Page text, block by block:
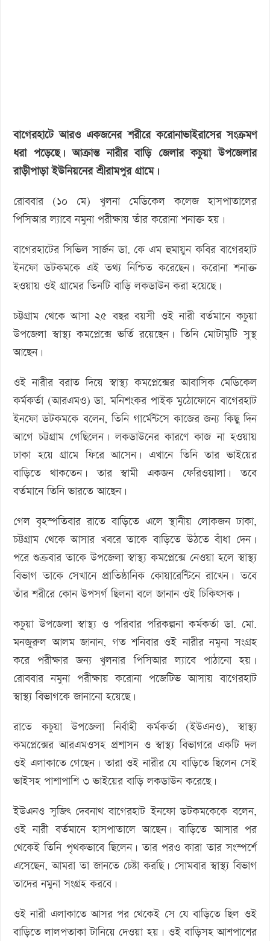
বাগেরহাটে আরও একজনের শরীরে করোনাভাইরাসের সংক্রমণ
ধরা পড়েছে। আক্রান্ত নারীর বাড়ি জেলার কচুয়া উপজেলার
রাড়ীপাড়া ইউনিয়নের শ্রীরামপুর গ্রামে।
রোববার (১০ মে) খুলনা মেডিকেল কলেজ হাসপাতালের
পিসিআর ল্যাবে নমুনা পরীক্ষায় তাঁর করোনা শনাক্ত হয়।
বাগেরহাটের সিভিল সার্জন ডা. কে এম হুমায়ুন কবির বাগেরহাট
ইনফো ডটকমকে এই তথ্য নিশ্চিত করেছেন। করোনা শনাক্ত
হওয়ায় ওই গ্রামের তিনটি বাড়ি লকডাউন করা হয়েছে।
চট্টগ্রাম থেকে আসা ২৫ বছর বয়সী ওই নারী বর্তমানে কচুয়া
‍উপজেলা স্বাস্থ্য কমপ্লেক্সে ভর্তি রয়েছেন। তিনি মোটামুটি সুস্থ
আছেন।
ওই নারীর বরাত দিয়ে স্বাস্থ্য কমপ্লেক্সের আবাসিক মেডিকেল
কর্মকর্তা (আরএমও) ডা. মনিশংকর পাইক মুঠোফোনে বাগেরহাট
ইনফো ডটকমকে বলেন, তিনি গার্মেন্টসে কাজের জন্য কিছু দিন
আগে চট্টগ্রাম গেছিলেন। লকডাউনের কারণে কাজ না হওয়ায়
ঢাকা হয়ে গ্রামে ফিরে আসেন। এখানে তিনি তার ভাইয়ের
বাড়িতে থাকতেন। তার স্বামী একজন ফেরিওয়ালা। তবে
বর্তমানে তিনি ভারতে আছেন।
গেল বৃহস্পতিবার রাতে বাড়িতে এলে স্থানীয় লোকজন ঢাকা,
চট্টগ্রাম থেকে আসার খবরে তাকে বাড়িতে উঠতে বাঁধা দেন।
পরে শুক্রবার তাকে উপজেলা স্বাস্থ্য কমপ্লেক্সে নেওয়া হলে স্বাস্থ্য
বিভাগ তাকে সেখানে প্রাতিষ্ঠানিক কোয়ারেন্টিনে রাখেন। তবে
তাঁর শরীরে কোন উপসর্গ ছিলনা বলে জানান ওই চিকিৎসক।
কচুয়া উপজেলা স্বাস্থ্য ও পরিবার পরিকল্পনা কর্মকর্তা ডা. মো.
মনজুরুল আলম জানান, গত শনিবার ওই নারীর নমুনা সংগ্রহ
করে পরীক্ষার জন্য খুলনার পিসিআর ল্যাবে পাঠানো হয়।
রোববার নমুনা পরীক্ষায় করোনা পজেটিভ আসায় বাগেরহাট
স্বাস্থ্য বিভাগকে জানানো হয়েছে।
রাতে কচুয়া উপজেলা নির্বাহী কর্মকর্তা (ইউএনও), স্বাস্থ্য
কমপ্লেক্সের আরএমওসহ প্রশাসন ও স্বাস্থ্য বিভাগরে একটি দল
ওই এলাকাতে গেছেন। তারা ওই নারীর যে বাড়িতে ছিলেন সেই
ভাইসহ পাশাপাশি ৩ ভাইয়ের বাড়ি লকডাউন করেছে।
ইউএনও সুজিৎ দেবনাথ বাগেরহাট ইনফো ডটকমকেকে বলেন,
ওই নারী বর্তমানে হাসপাতালে আছেন। বাড়িতে আসার পর
থেকেই তিনি পৃথকভাবে ছিলেন। তার পরও কারা তার সংস্পর্শে
এসেছেন, আমরা তা জানতে চেষ্টা করছি। সোমবার স্বাস্থ্য বিভাগ
তাদের নমুনা সংগ্রহ করবে।
ওই নারী এলাকাতে আসর পর থেকেই সে যে বাড়িতে ছিল ওই
বাড়িতে লালপতাকা টানিয়ে দেওয়া হয়। ওই বাড়িসহ আশপাশের